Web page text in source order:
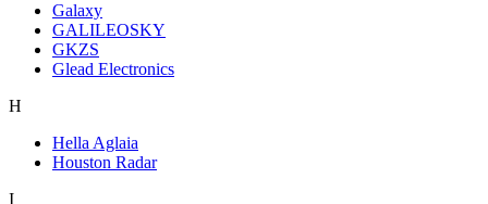
Galaxy
GALILEOSKY
GKZS
Glead Electronics
H
Hella Aglaia
Houston Radar
I